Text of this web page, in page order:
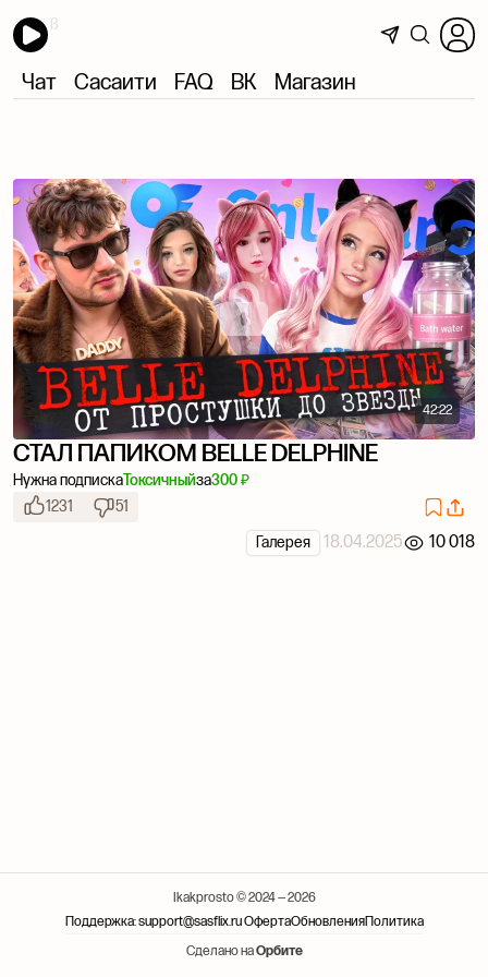
Чат Сасаити FAQ ВК Магазин
42:22
СТАЛ ПАПИКОМ BELLE DELPHINE
Нужна подпискаТоксичныйза300 ₽
1231
51
18.04.2025 10 018
Галерея
Ikakprosto © 2024 — 2026
Поддержка: support@sasflix.ruОфертаОбновленияПолитика
Сделано наОрбите